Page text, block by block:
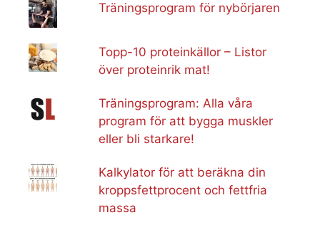
Träningsprogram för nybörjaren
Topp-10 proteinkällor – Listor
över proteinrik mat!
Träningsprogram: Alla våra
program för att bygga muskler
eller bli starkare!
Kalkylator för att beräkna din
kroppsfettprocent och fettfria
massa